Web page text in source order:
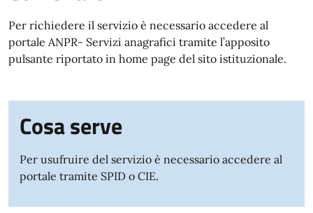
Per richiedere il servizio è necessario accedere al
portale ANPR- Servizi anagrafici tramite l’apposito
pulsante riportato in home page del sito istituzionale.
Cosa serve
Per usufruire del servizio è necessario accedere al
portale tramite SPID o CIE.